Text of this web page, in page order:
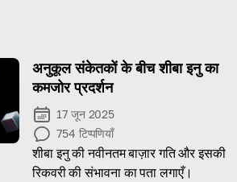
अनुकूल संकेतकों के बीच शीबा इनु का
कमजोर प्रदर्शन
17 जून 2025
754 टिप्पणियाँ
शीबा इनु की नवीनतम बाज़ार गति और इसकी
रिकवरी की संभावना का पता लगाएँ।